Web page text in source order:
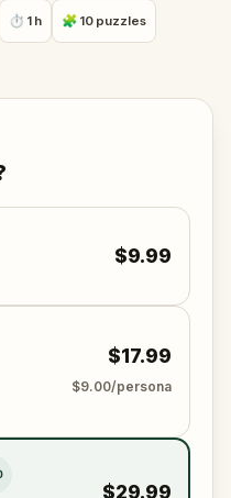
garde monuments
Loop?
⏱ 1 h 🧩 10 puzzles
$9.99
$17.99
$9.00/persona
$29.99